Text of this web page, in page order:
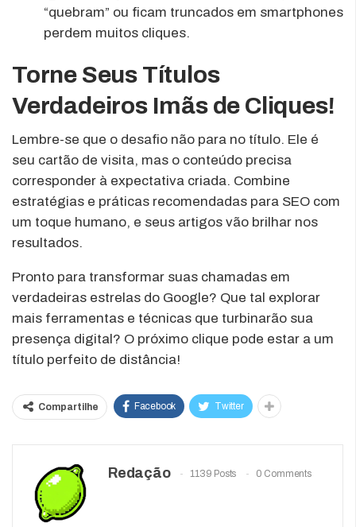
“quebram” ou ficam truncados em smartphones
perdem muitos cliques.
Torne Seus Títulos
Verdadeiros Imãs de Cliques!
Lembre-se que o desafio não para no título. Ele é
seu cartão de visita, mas o conteúdo precisa
corresponder à expectativa criada. Combine
estratégias e práticas recomendadas para SEO com
um toque humano, e seus artigos vão brilhar nos
resultados.
Pronto para transformar suas chamadas em
verdadeiras estrelas do Google? Que tal explorar
mais ferramentas e técnicas que turbinarão sua
presença digital? O próximo clique pode estar a um
título perfeito de distância!
Compartilhe Facebook Twitter
Redação 1139 Posts 0 Comments